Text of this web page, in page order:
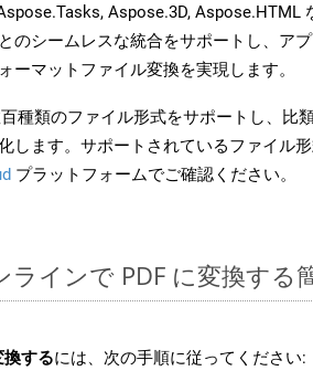
Aspose.3D, Aspose.HTML
のシームレスな統合をサポートし、ア
ーマットファイル変換を実現します。
種類のファイル形式をサポートし、比
します。サポートされているファイル形
プラットフォームでご確認ください。
ラインで PDF に変換する
換するには、次の手順に従ってください: